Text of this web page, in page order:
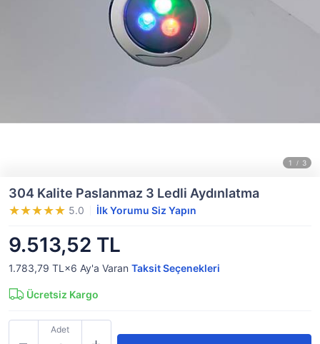
304 Kalite Paslanmaz 3 Ledli Aydınlatma
5.0 İlk Yorumu Siz Yapın
9.513,52 TL
1.783,79 TL×6 Ay'a Varan Taksit Seçenekleri
Ücretsiz Kargo
Adet